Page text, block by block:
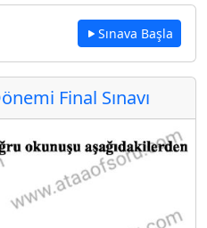
Sınava Başla
Final Sınavı